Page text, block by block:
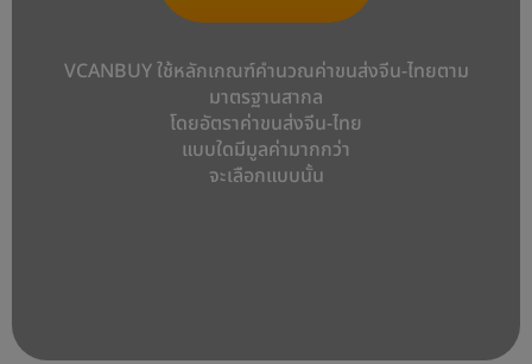
VCANBUY ใช้หลักเกณฑ์คำนวณค่าขนส่งจีน-ไทยตาม
มาตรฐานสากล
โดยอัตราค่าขนส่งจีน-ไทย
แบบใดมีมูลค่ามากกว่า
จะเลือกแบบนั้น